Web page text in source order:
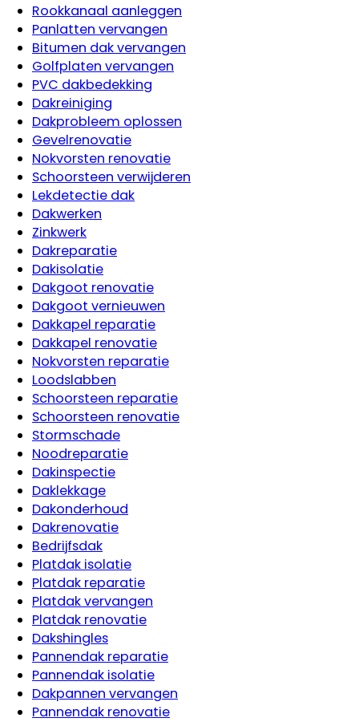
Rookkanaal aanleggen
Panlatten vervangen
Bitumen dak vervangen
Golfplaten vervangen
PVC dakbedekking
Dakreiniging
Dakprobleem oplossen
Gevelrenovatie
Nokvorsten renovatie
Schoorsteen verwijderen
Lekdetectie dak
Dakwerken
Zinkwerk
Dakreparatie
Dakisolatie
Dakgoot renovatie
Dakgoot vernieuwen
Dakkapel reparatie
Dakkapel renovatie
Nokvorsten reparatie
Loodslabben
Schoorsteen reparatie
Schoorsteen renovatie
Stormschade
Noodreparatie
Dakinspectie
Daklekkage
Dakonderhoud
Dakrenovatie
Bedrijfsdak
Platdak isolatie
Platdak reparatie
Platdak vervangen
Platdak renovatie
Dakshingles
Pannendak reparatie
Pannendak isolatie
Dakpannen vervangen
Pannendak renovatie